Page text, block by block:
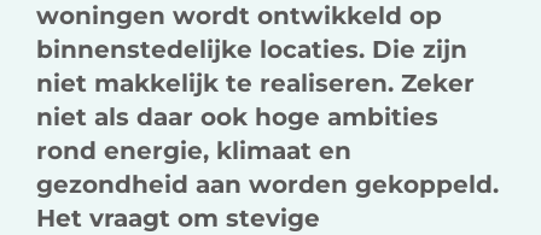
woningen wordt ontwikkeld op
binnenstedelijke locaties. Die zijn
niet makkelijk te realiseren. Zeker
niet als daar ook hoge ambities
rond energie, klimaat en
gezondheid aan worden gekoppeld.
Het vraagt om stevige